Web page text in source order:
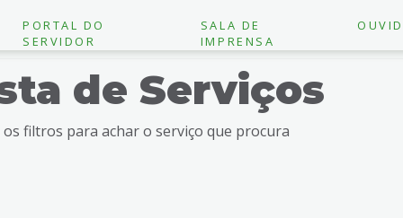
PORTAL DO
SERVIDOR
SALA DE
IMPRENSA
de Serviços
os filtros para achar o serviço que procura